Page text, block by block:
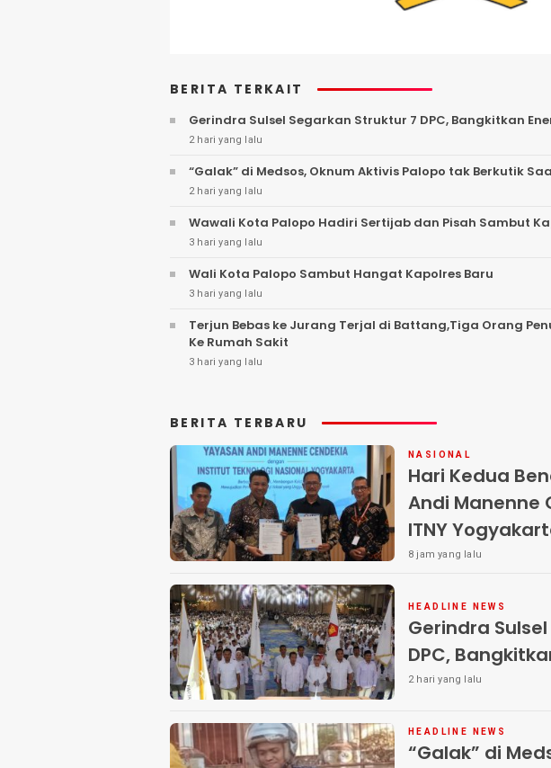
BERITA TERKAIT
Gerindra Sulsel Segarkan Struktur 7 DPC, Bangkitkan
2 hari yang lalu
“Galak” di Medsos, Oknum Aktivis Palopo tak Berkutik
2 hari yang lalu
Wawali Kota Palopo Hadiri Sertijab dan Pisah Sambut
3 hari yang lalu
Wali Kota Palopo Sambut Hangat Kapolres Baru
3 hari yang lalu
Terjun Bebas ke Jurang Terjal di Battang,Tiga Orang
Ke Rumah Sakit
3 hari yang lalu
BERITA TERBARU
NASIONAL
Hari Kedua
Andi Manenne
ITNY
8 jam yang lalu
HEADLINE NEWS
Gerindra
DPC,
2 hari yang lalu
HEADLINE NEWS
“Galak” di